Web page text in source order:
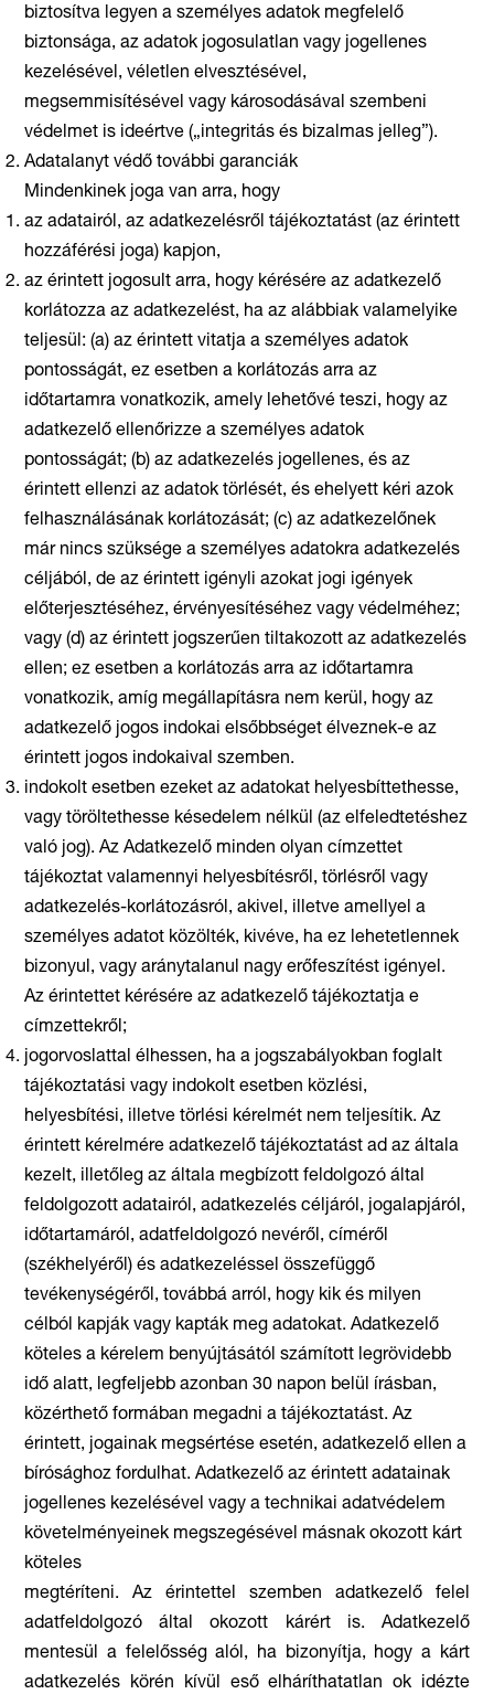
biztosítva legyen a személyes adatok megfelelő
biztonsága, az adatok jogosulatlan vagy jogellenes
kezelésével, véletlen elvesztésével,
megsemmisítésével vagy károsodásával szembeni
védelmet is ideértve („integritás és bizalmas jelleg”).
Adatalanyt védő további garanciák
Mindenkinek joga van arra, hogy
az adatairól, az adatkezelésről tájékoztatást (az érintett
hozzáférési joga) kapjon,
az érintett jogosult arra, hogy kérésére az adatkezelő
korlátozza az adatkezelést, ha az alábbiak valamelyike
teljesül: (a) az érintett vitatja a személyes adatok
pontosságát, ez esetben a korlátozás arra az
időtartamra vonatkozik, amely lehetővé teszi, hogy az
adatkezelő ellenőrizze a személyes adatok
pontosságát; (b) az adatkezelés jogellenes, és az
érintett ellenzi az adatok törlését, és ehelyett kéri azok
felhasználásának korlátozását; (c) az adatkezelőnek
már nincs szüksége a személyes adatokra adatkezelés
céljából, de az érintett igényli azokat jogi igények
előterjesztéséhez, érvényesítéséhez vagy védelméhez;
vagy (d) az érintett jogszerűen tiltakozott az adatkezelés
ellen; ez esetben a korlátozás arra az időtartamra
vonatkozik, amíg megállapításra nem kerül, hogy az
adatkezelő jogos indokai elsőbbséget élveznek-e az
érintett jogos indokaival szemben.
indokolt esetben ezeket az adatokat helyesbíttethesse,
vagy töröltethesse késedelem nélkül (az elfeledtetéshez
való jog). Az Adatkezelő minden olyan címzettet
tájékoztat valamennyi helyesbítésről, törlésről vagy
adatkezelés-korlátozásról, akivel, illetve amellyel a
személyes adatot közölték, kivéve, ha ez lehetetlennek
bizonyul, vagy aránytalanul nagy erőfeszítést igényel.
Az érintettet kérésére az adatkezelő tájékoztatja e
címzettekről;
jogorvoslattal élhessen, ha a jogszabályokban foglalt
tájékoztatási vagy indokolt esetben közlési,
helyesbítési, illetve törlési kérelmét nem teljesítik. Az
érintett kérelmére adatkezelő tájékoztatást ad az általa
kezelt, illetőleg az általa megbízott feldolgozó által
feldolgozott adatairól, adatkezelés céljáról, jogalapjáról,
időtartamáról, adatfeldolgozó nevéről, címéről
(székhelyéről) és adatkezeléssel összefüggő
tevékenységéről, továbbá arról, hogy kik és milyen
célból kapják vagy kapták meg adatokat. Adatkezelő
köteles a kérelem benyújtásától számított legrövidebb
idő alatt, legfeljebb azonban 30 napon belül írásban,
közérthető formában megadni a tájékoztatást. Az
érintett, jogainak megsértése esetén, adatkezelő ellen a
bírósághoz fordulhat. Adatkezelő az érintett adatainak
jogellenes kezelésével vagy a technikai adatvédelem
követelményeinek megszegésével másnak okozott kárt
köteles
megtéríteni. Az érintettel szemben adatkezelő felel
adatfeldolgozó által okozott kárért is. Adatkezelő
mentesül a felelősség alól, ha bizonyítja, hogy a kárt
adatkezelés körén kívül eső elháríthatatlan ok idézte